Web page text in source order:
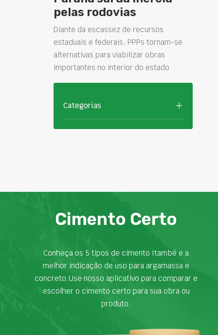
pelas rodovias
Diante da escassez de recursos
estaduais e federais, PPPs tornam-se
alternativas para viabilizar obras
importantes no interior do estado
Categorias
Cimento Certo
Conheça os 5 tipos de cimento Itambé e a
melhor indicação de uso para argamassa e
concreto.Use nosso aplicativo para comparar e
escolher o cimento certo para sua obra ou
produto.